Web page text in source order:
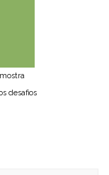
desafios